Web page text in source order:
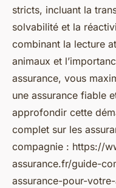
stricts, incluant la
solvabilité et la
combinant la lecture
animaux et
assurance, vous
une assurance fiable
approfondir cette
complet sur les
compagnie : https://
assurance.fr/guide-
assurance-pour-